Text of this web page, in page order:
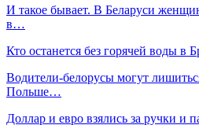
И такое бывает. В Беларуси
в…
Кто останется без горячей воды в
Водители-белорусы могут
Польше…
Доллар и евро взялись за ручки